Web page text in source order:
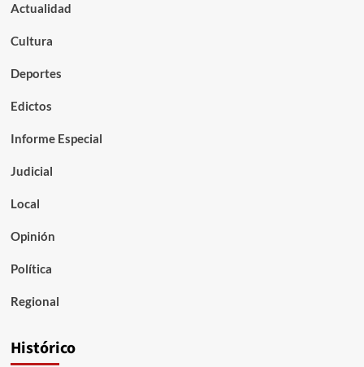
Actualidad
Cultura
Deportes
Edictos
Informe Especial
Judicial
Local
Opinión
Política
Regional
Histórico